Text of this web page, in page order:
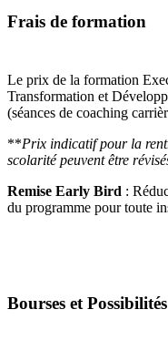
Frais de formation
Le prix de la formation
Transformation et
(séances de coaching
**Prix indicatif pour la
scolarité peuvent être
Remise Early Bird :
du programme pour toute
Bourses et